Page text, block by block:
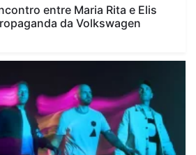
entre Maria Rita e Elis
da Volkswagen